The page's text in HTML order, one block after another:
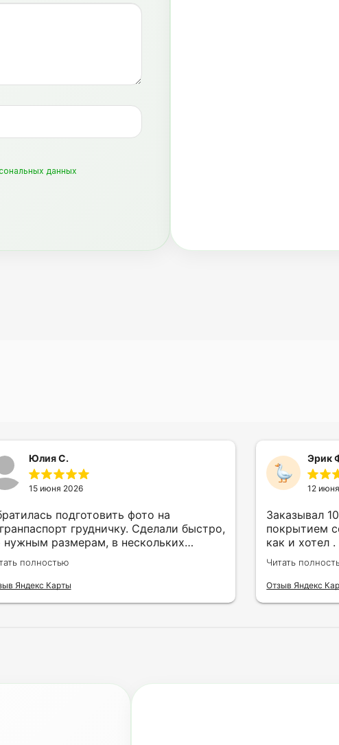
данных
Юлия С.
15 июня 2026
подготовить фото на
грудничку. Сделали быстро,
нужным размерам, в нескольких
и цветах.
полностью
Яндекс Карты
Эрик
12
Заказывал
покрытием
как и хотел
как в
закрытия а
Читать
Отзыв Яндекс